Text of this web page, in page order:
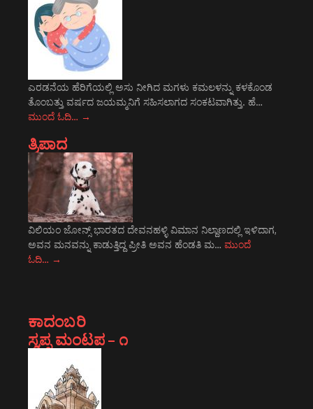
ಎರಡನೆಯ ಹೆರಿಗೆಯಲ್ಲಿ ಅಸು ನೀಗಿದ ಮಗಳು ಕಮಲಳನ್ನು ಕಳಕೊಂಡ
ತೊಂಬತ್ತು ವರ್ಷದ ಜಯಮ್ಮನಿಗೆ ಸಹಿಸಲಾಗದ ಸಂಕಟವಾಗಿತ್ತು. ಹೆ…
ಮುಂದೆ ಓದಿ… →
ತ್ರಿಪಾದ
ವಿಲಿಯಂ ಜೋನ್ಸ್ ಭಾರತದ ದೇವನಹಳ್ಳಿ ವಿಮಾನ ನಿಲ್ದಾಣದಲ್ಲಿ ಇಳಿದಾಗ,
ಅವನ ಮನವನ್ನು ಕಾಡುತ್ತಿದ್ದ ಪ್ರೀತಿ ಅವನ ಹೆಂಡತಿ ಮ… ಮುಂದೆ
ಓದಿ… →
ಕಾದಂಬರಿ
ಸ್ವಪ್ನ ಮಂಟಪ – ೧